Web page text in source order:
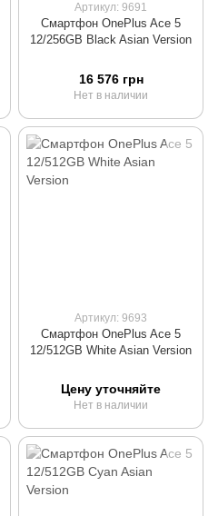
Артикул: 9691
Смартфон OnePlus Ace 5
12/256GB Black Asian Version
16 576 грн
Нет в наличии
Артикул: 9693
Смартфон OnePlus Ace 5
12/512GB White Asian Version
Цену уточняйте
Нет в наличии